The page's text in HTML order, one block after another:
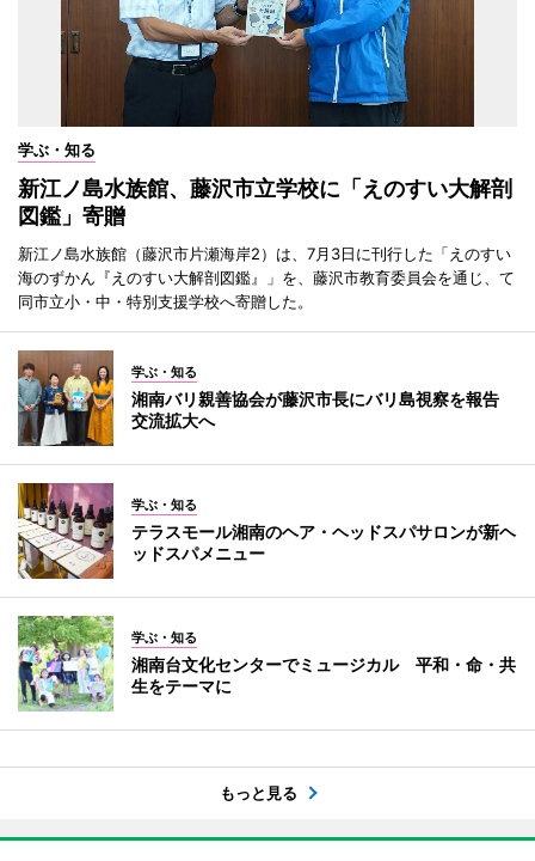
学ぶ・知る
新江ノ島水族館、藤沢市立学校に「えのすい大解剖
図鑑」寄贈
新江ノ島水族館（藤沢市片瀬海岸2）は、7月3日に刊行した「えのすい
海のずかん『えのすい大解剖図鑑』」を、藤沢市教育委員会を通じ、て
同市立小・中・特別支援学校へ寄贈した。
学ぶ・知る
湘南バリ親善協会が藤沢市長にバリ島視察を報告
交流拡大へ
学ぶ・知る
テラスモール湘南のヘア・ヘッドスパサロンが新ヘ
ッドスパメニュー
学ぶ・知る
湘南台文化センターでミュージカル 平和・命・共
生をテーマに
もっと見る